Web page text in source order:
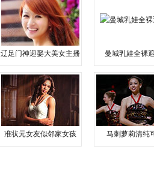
辽足门神迎娶大美女主播 曼城乳娃全裸
准状元女友似邻家女孩 马刺萝莉清纯